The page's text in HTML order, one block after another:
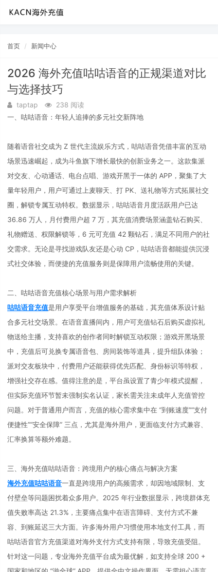
首页 新闻中心
2026 海外充值咕咕语音的正规渠道对比
与选择技巧
taptap
238 阅读
一、咕咕语音：年轻人追捧的多元社交新阵地
随着语音社交成为 Z 世代主流娱乐方式，咕咕语音凭借丰富的互动
场景迅速崛起，成为斗鱼旗下增长最快的创新业务之一。这款集派
对交友、心动通话、电台点唱、游戏开黑于一体的 APP，聚集了大
量年轻用户，用户可通过上麦聊天、打 PK、送礼物等方式拓展社交
圈，解锁专属互动特权。数据显示，咕咕语音月度活跃用户已达
36.86 万人，月付费用户超 7 万，其充值消费场景涵盖钻石购买、
礼物赠送、权限解锁等，6 元可充值 42 颗钻石，满足不同用户的社
交需求。无论是寻找游戏队友还是心动 CP，咕咕语音都能提供沉浸
式社交体验，而便捷的充值服务则是保障用户流畅使用的关键。
二、咕咕语音充值核心场景与用户需求解析
咕咕语音充值是用户享受平台增值服务的基础，其充值体系设计贴
合多元社交场景。在语音直播间内，用户可充值钻石后购买虚拟礼
物送给主播，支持喜欢的创作者同时解锁互动权限；游戏开黑场景
中，充值后可兑换专属语音包、房间装饰等道具，提升组队体验；
派对交友板块中，付费用户还能获得优先匹配、身份标识等特权，
增强社交存在感。值得注意的是，平台虽设置了青少年模式提醒，
但实际充值环节暂未强制实名认证，家长需关注未成年人充值管控
问题。对于普通用户而言，充值的核心需求集中在 “到账速度”“支付
便捷性”“安全保障” 三点，尤其是海外用户，更面临支付方式兼容、
汇率换算等额外难题。
三、海外充值咕咕语音：跨境用户的核心痛点与解决方案
海外充值咕咕语音一直是跨境用户的高频需求，却因地域限制、支
付壁垒等问题困扰着众多用户。2025 年行业数据显示，跨境群体充
值失败率高达 21.3%，主要痛点集中在语言障碍、支付方式不兼
容、到账延迟三大方面。许多海外用户习惯使用本地支付工具，而
咕咕语音官方充值渠道对海外支付方式支持有限，导致充值受阻。
针对这一问题，专业海外充值平台成为最优解，如支持全球 200 +